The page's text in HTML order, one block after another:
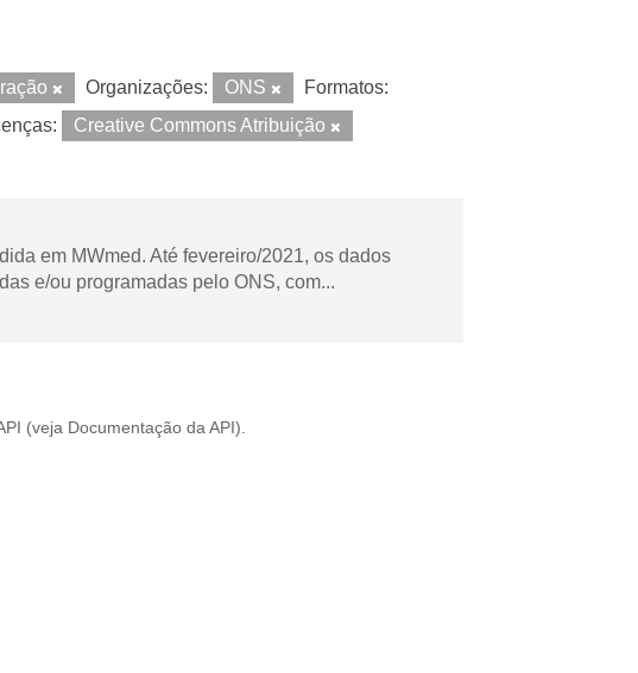
Organizações: ONS
Formatos:
Creative Commons Atribuição
em MWmed. Até fevereiro/2021, os dados
e/ou programadas pelo ONS, com...
(veja Documentação da API ).